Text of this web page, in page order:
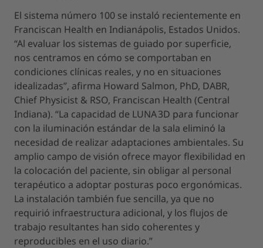
El sistema número 100 se instaló recientemente en
Franciscan Health en Indianápolis, Estados Unidos.
“Al evaluar los sistemas de guiado por superficie,
nos centramos en cómo se comportaban en
condiciones clínicas reales, y no en situaciones
idealizadas”, afirma Howard Salmon, PhD, DABR,
Chief Physicist & RSO, Franciscan Health (Central
Indiana). “La capacidad de LUNA 3D para funcionar
con la iluminación estándar de la sala eliminó la
necesidad de realizar adaptaciones ambientales. Su
amplio campo de visión ofrece mayor flexibilidad en
la colocación del paciente, sin obligar al personal
terapéutico a adoptar posturas poco ergonómicas.
La instalación también fue sencilla, ya que no
requirió infraestructura adicional, y los flujos de
trabajo resultantes han sido coherentes y
reproducibles en el uso diario.”